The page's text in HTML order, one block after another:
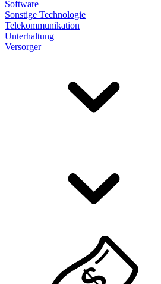
Software
Sonstige Technologie
Telekommunikation
Unterhaltung
Versorger